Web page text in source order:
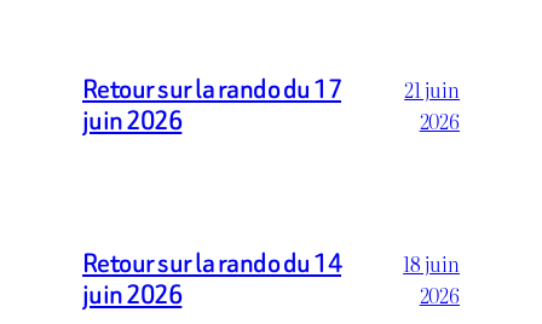
Retour sur la rando du 17
juin 2026
21 juin
2026
Retour sur la rando du 14
juin 2026
18 juin
2026